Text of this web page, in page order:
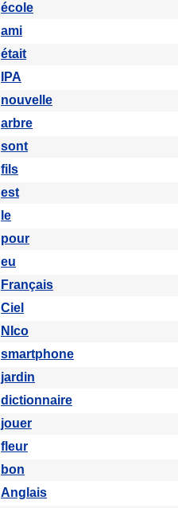
école
ami
était
IPA
nouvelle
arbre
sont
fils
est
le
pour
eu
Français
Ciel
NIco
smartphone
jardin
dictionnaire
jouer
fleur
bon
Anglais